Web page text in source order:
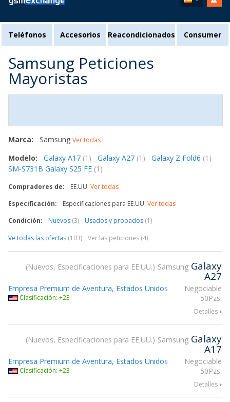
Teléfonos Accesorios Reacondicionados Consumer
Samsung Peticiones
Mayoristas
Marca: Samsung Ver todas
Modelo: Galaxy A17 (1) Galaxy A27 (1) Galaxy Z Fold6 (1)
SM-S731B Galaxy S25 FE (1)
Compradores de: EE.UU. Ver todas
Especificación:
Especificaciones para EE.UU. Ver todas
Condición:
Nuevos (3) Usados y probados (1)
Ve todas las ofertas (103) Ver las peticiones (4)
Nuevos, Especificaciones para EE.UU. Samsung Galaxy
A27
Negociable
50Pzs.
Empresa Premium de Aventura, Estados Unidos
Clasificación: +23
Detalles
Nuevos, Especificaciones para EE.UU. Samsung Galaxy
A17
Negociable
50Pzs.
Empresa Premium de Aventura, Estados Unidos
Clasificación: +23
Detalles